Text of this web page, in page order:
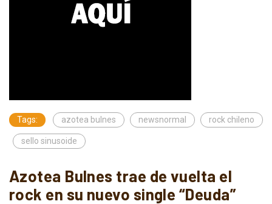
Tags: azotea bulnes newsnormal rock chileno
sello sinusoide
Azotea Bulnes trae de vuelta el
rock en su nuevo single “Deuda”